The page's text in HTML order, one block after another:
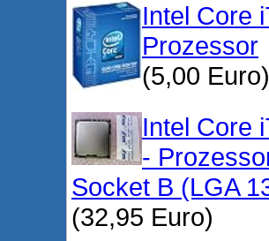
Intel Core
Prozessor
(5,00 Euro)
Intel Core
-
Socket B (LGA
(32,95 Euro)